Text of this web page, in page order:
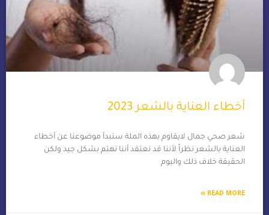
أخطاء العناية بالشعر 2023
شعر صحي جمال لايقاوم بهذه الملة سنبدأ موضوعنا عن أخطاء
العناية بالشعر نظراً لأننا قد نعتقد أننا نهتم بشكل جيد ولكن
الحقيقة خلاف ذلك واليوم
READ MORE »